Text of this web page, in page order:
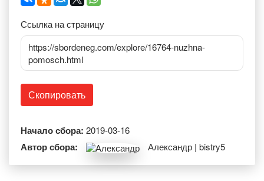
Ссылка на страницу
https://sbordeneg.com/explore/16764-nuzhna-
pomosch.html
Скопировать
Начало сбора: 2019-03-16
Автор сбора: Александр | bistry5